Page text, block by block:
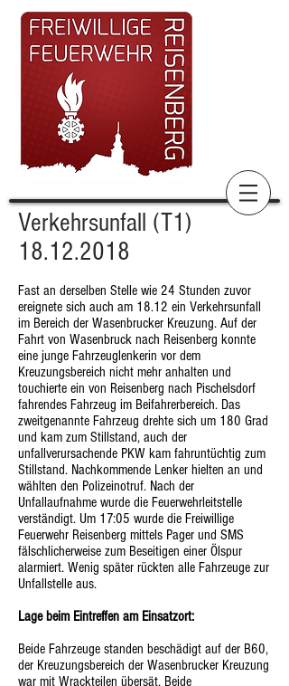
Verkehrsunfall (T1)
18.12.2018
Fast an derselben Stelle wie 24 Stunden zuvor
ereignete sich auch am 18.12 ein Verkehrsunfall
im Bereich der Wasenbrucker Kreuzung. Auf der
Fahrt von Wasenbruck nach Reisenberg konnte
eine junge Fahrzeuglenkerin vor dem
Kreuzungsbereich nicht mehr anhalten und
touchierte ein von Reisenberg nach Pischelsdorf
fahrendes Fahrzeug im Beifahrerbereich. Das
zweitgenannte Fahrzeug drehte sich um 180 Grad
und kam zum Stillstand, auch der
unfallverursachende PKW kam fahruntüchtig zum
Stillstand. Nachkommende Lenker hielten an und
wählten den Polizeinotruf. Nach der
Unfallaufnahme wurde die Feuerwehrleitstelle
verständigt. Um 17:05 wurde die Freiwillige
Feuerwehr Reisenberg mittels Pager und SMS
fälschlicherweise zum Beseitigen einer Ölspur
alarmiert. Wenig später rückten alle Fahrzeuge zur
Unfallstelle aus.
Lage beim Eintreffen am Einsatzort:
Beide Fahrzeuge standen beschädigt auf der B60,
der Kreuzungsbereich der Wasenbrucker Kreuzung
war mit Wrackteilen übersät. Beide